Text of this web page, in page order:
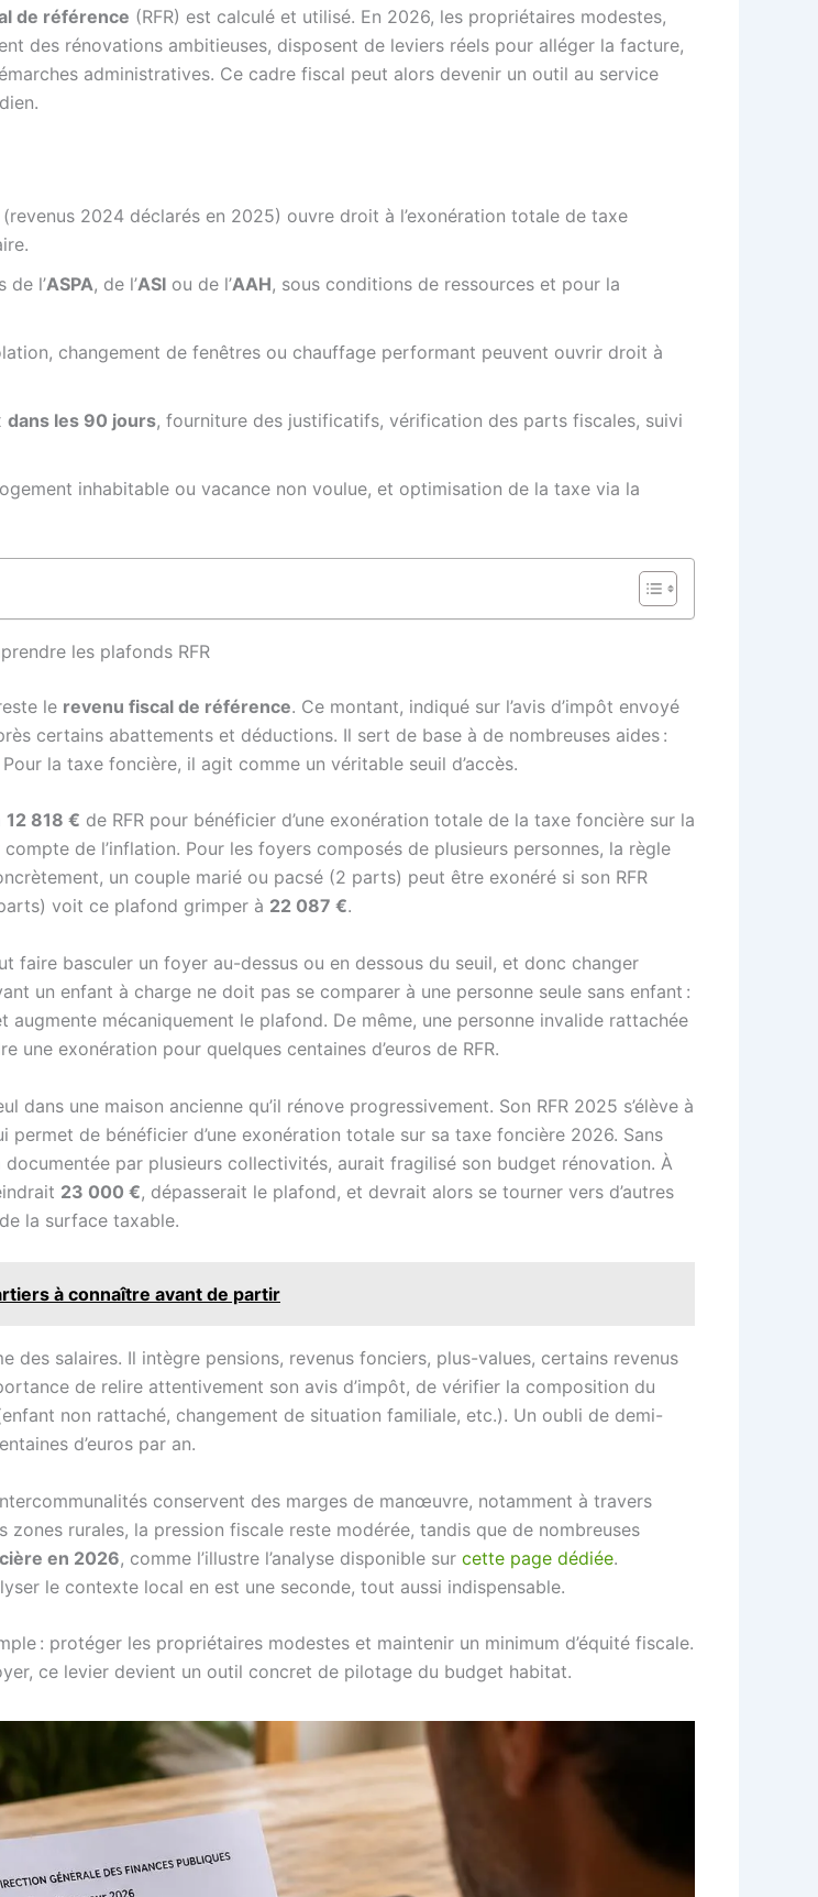
de référence (RFR) est calculé et utilisé. En 2026, les propriétaires modestes,
des rénovations ambitieuses, disposent de leviers réels pour alléger la facture,
administratives. Ce cadre fiscal peut alors devenir un outil au service
2024 déclarés en 2025) ouvre droit à l’exonération totale de taxe
de l’ASPA, de l’ASI ou de l’AAH, sous conditions de ressources et pour la
changement de fenêtres ou chauffage performant peuvent ouvrir droit à
dans les 90 jours, fourniture des justificatifs, vérification des parts fiscales, suivi
inhabitable ou vacance non voulue, et optimisation de la taxe via la
les plafonds RFR
le revenu fiscal de référence. Ce montant, indiqué sur l’avis d’impôt envoyé
certains abattements et déductions. Il sert de base à de nombreuses aides :
la taxe foncière, il agit comme un véritable seuil d’accès.
12 818 € de RFR pour bénéficier d’une exonération totale de la taxe foncière sur la
de l’inflation. Pour les foyers composés de plusieurs personnes, la règle
un couple marié ou pacsé (2 parts) peut être exonéré si son RFR
voit ce plafond grimper à 22 087 €.
faire basculer un foyer au-dessus ou en dessous du seuil, et donc changer
un enfant à charge ne doit pas se comparer à une personne seule sans enfant :
mécaniquement le plafond. De même, une personne invalide rattachée
exonération pour quelques centaines d’euros de RFR.
une maison ancienne qu’il rénove progressivement. Son RFR 2025 s’élève à
de bénéficier d’une exonération totale sur sa taxe foncière 2026. Sans
par plusieurs collectivités, aurait fragilisé son budget rénovation. À
23 000 €, dépasserait le plafond, et devrait alors se tourner vers d’autres
la surface taxable.
à connaître avant de partir
des salaires. Il intègre pensions, revenus fonciers, plus-values, certains revenus
de relire attentivement son avis d’impôt, de vérifier la composition du
non rattaché, changement de situation familiale, etc.). Un oubli de demi-
d’euros par an.
conservent des marges de manœuvre, notamment à travers
rurales, la pression fiscale reste modérée, tandis que de nombreuses
en 2026, comme l’illustre l’analyse disponible sur cette page dédiée.
le contexte local en est une seconde, tout aussi indispensable.
: protéger les propriétaires modestes et maintenir un minimum d’équité fiscale.
ce levier devient un outil concret de pilotage du budget habitat.